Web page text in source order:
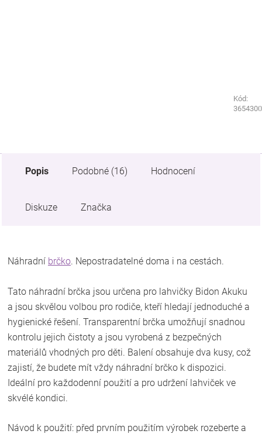
Kód:
Kód:
Popis Podobné (16) Hodnocení
Diskuze Značka
Náhradní brčko. Nepostradatelné doma i na cestách.
Tato náhradní brčka jsou určena pro lahvičky Bidon Akuku
a jsou skvělou volbou pro rodiče, kteří hledají jednoduché a
hygienické řešení. Transparentní brčka umožňují snadnou
kontrolu jejich čistoty a jsou vyrobená z bezpečných
materiálů vhodných pro děti. Balení obsahuje dva kusy, což
zajistí, že budete mít vždy náhradní brčko k dispozici.
Ideální pro každodenní použití a pro udržení lahviček ve
skvélé kondici.
Návod k použití: před prvním použitím výrobek rozeberte a